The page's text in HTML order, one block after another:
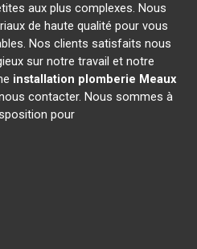
aux plus complexes. Nous
de haute qualité pour vous
Nos clients satisfaits nous
sur notre travail et notre
installation plomberie Meaux
contacter. Nous sommes à
pour